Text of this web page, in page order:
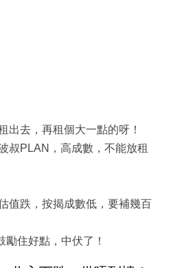
出去，再租個大一點的呀！
叔PLAN，高成數，不能放租
值跌，按揭成數低，要補幾百
住好點，中伏了！